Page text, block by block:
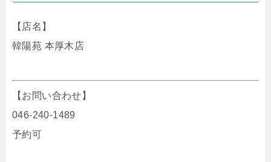
【店名】
韓陽苑 本厚木店
【お問い合わせ】
046-240-1489
予約可